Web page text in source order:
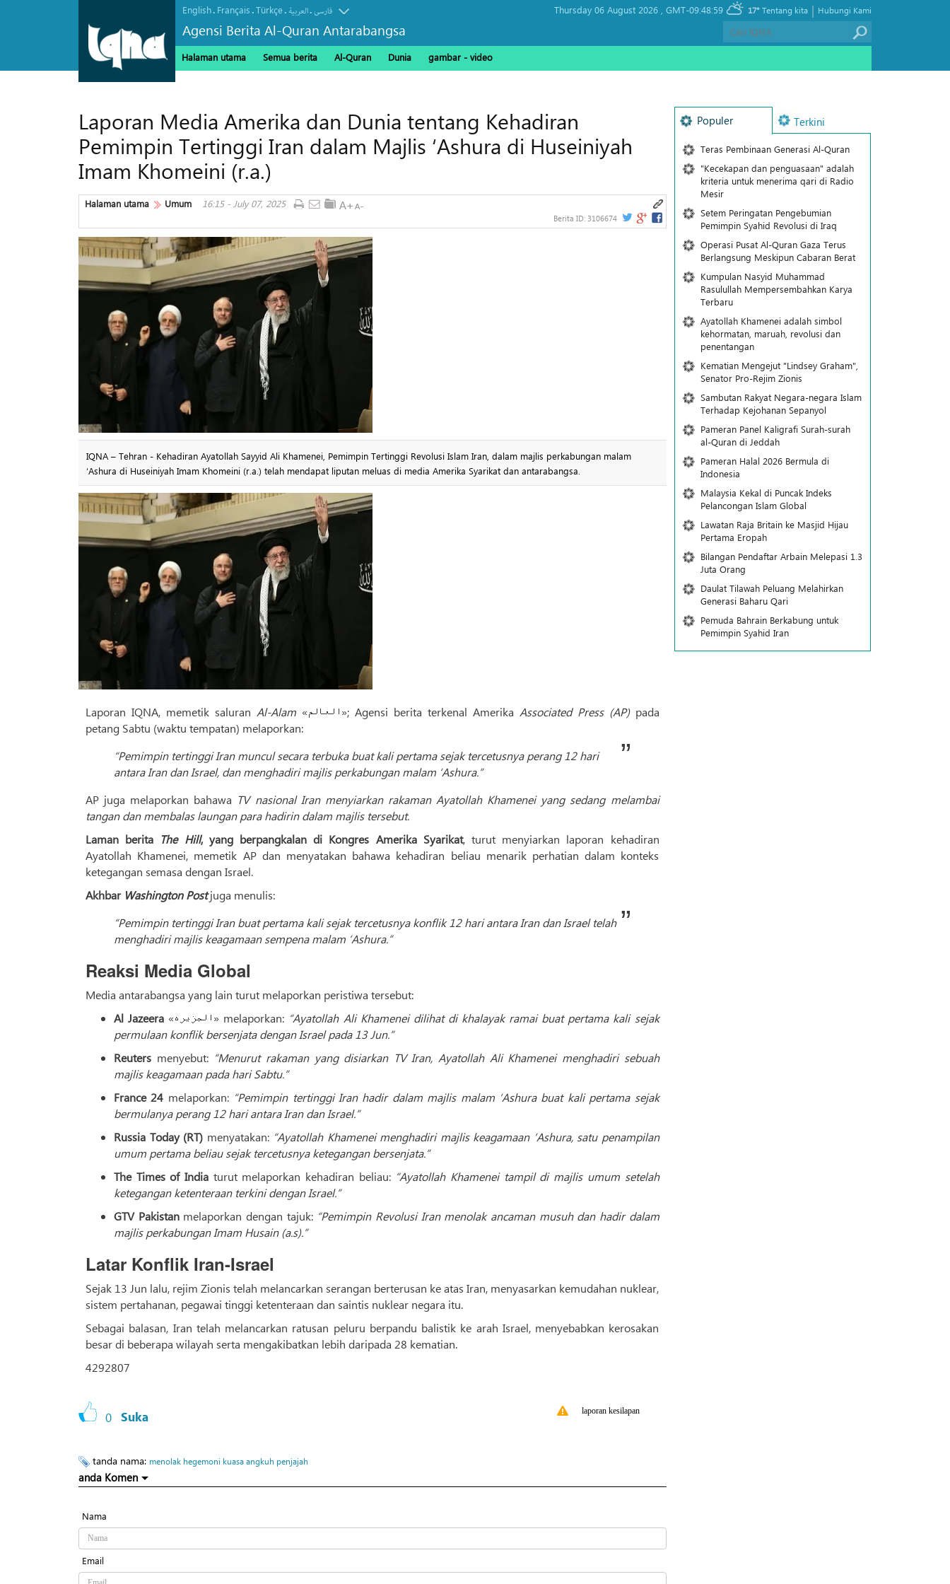
English. Français.Türkçe. العربیة.فارسی
Agensi Berita Al-Quran Antarabangsa
Thursday 06 August 2026 , GMT-09:48:59 17° Hubungi Kami
|
Tentang kita
Halaman utama Semua berita Al-Quran Dunia gambar - video
Laporan Media Amerika dan Dunia tentang Kehadiran
Pemimpin Tertinggi Iran dalam Majlis ‘Ashura di Huseiniyah
Imam Khomeini (r.a.)
Halaman utama Umum 16:15 - July 07, 2025
Berita ID: 3106674
IQNA – Tehran - Kehadiran Ayatollah Sayyid Ali Khamenei, Pemimpin Tertinggi Revolusi Islam Iran, dalam majlis perkabungan malam
‘Ashura di Huseiniyah Imam Khomeini (r.a.) telah mendapat liputan meluas di media Amerika Syarikat dan antarabangsa.
Laporan IQNA, memetik saluran Al-Alam «العالم»; Agensi berita terkenal Amerika Associated Press (AP)pada
petang Sabtu (waktu tempatan) melaporkan:
“Pemimpin tertinggi Iran muncul secara terbuka buat kali pertama sejak tercetusnya perang 12 hari
antara Iran dan Israel, dan menghadiri majlis perkabungan malam ‘Ashura.”
AP juga melaporkan bahawa TV nasional Iran menyiarkan rakaman Ayatollah Khamenei yang sedang melambai
tangan dan membalas laungan para hadirin dalam majlis tersebut.
Laman berita The Hill, yang berpangkalan di Kongres Amerika Syarikat, turut menyiarkan laporan kehadiran
Ayatollah Khamenei, memetik AP dan menyatakan bahawa kehadiran beliau menarik perhatian dalam konteks
ketegangan semasa dengan Israel.
Akhbar Washington Postjuga menulis:
“Pemimpin tertinggi Iran buat pertama kali sejak tercetusnya konflik 12 hari antara Iran dan Israel telah
menghadiri majlis keagamaan sempena malam ‘Ashura.”
Reaksi Media Global
Media antarabangsa yang lain turut melaporkan peristiwa tersebut:
Al Jazeera
«الجزیره» melaporkan: “Ayatollah Ali Khamenei dilihat di khalayak ramai buat pertama kali sejak
permulaan konflik bersenjata dengan Israel pada 13 Jun.”
Reuters menyebut: “Menurut rakaman yang disiarkan TV Iran, Ayatollah Ali Khamenei menghadiri sebuah
majlis keagamaan pada hari Sabtu.”
France 24 melaporkan: “Pemimpin tertinggi Iran hadir dalam majlis malam ‘Ashura buat kali pertama sejak
bermulanya perang 12 hari antara Iran dan Israel.”
Russia Today (RT) menyatakan: “Ayatollah Khamenei menghadiri majlis keagamaan ‘Ashura, satu penampilan
umum pertama beliau sejak tercetusnya ketegangan bersenjata.”
The Times of India turut melaporkan kehadiran beliau: “Ayatollah Khamenei tampil di majlis umum setelah
ketegangan ketenteraan terkini dengan Israel.”
GTV Pakistanmelaporkan dengan tajuk: “Pemimpin Revolusi Iran menolak ancaman musuh dan hadir dalam
majlis perkabungan Imam Husain (a.s).”
Latar Konflik Iran-Israel
Sejak 13 Jun lalu, rejim Zionis telah melancarkan serangan berterusan ke atas Iran, menyasarkan kemudahan nuklear,
sistem pertahanan, pegawai tinggi ketenteraan dan saintis nuklear negara itu.
Sebagai balasan, Iran telah melancarkan ratusan peluru berpandu balistik ke arah Israel, menyebabkan kerosakan
besar di beberapa wilayah serta mengakibatkan lebih daripada 28 kematian.
4292807
0 Suka laporan kesilapan
tanda nama: menolak hegemoni kuasa angkuh penjajah
anda Komen
Nama
Email
Populer Terkini
Teras Pembinaan Generasi Al-Quran
"Kecekapan dan penguasaan" adalah
kriteria untuk menerima qari di Radio
Mesir
Setem Peringatan Pengebumian
Pemimpin Syahid Revolusi di Iraq
Operasi Pusat Al-Quran Gaza Terus
Berlangsung Meskipun Cabaran Berat
Kumpulan Nasyid Muhammad
Rasulullah Mempersembahkan Karya
Terbaru
Ayatollah Khamenei adalah simbol
kehormatan, maruah, revolusi dan
penentangan
Kematian Mengejut "Lindsey Graham",
Senator Pro-Rejim Zionis
Sambutan Rakyat Negara-negara Islam
Terhadap Kejohanan Sepanyol
Pameran Panel Kaligrafi Surah-surah
al-Quran di Jeddah
Pameran Halal 2026 Bermula di
Indonesia
Malaysia Kekal di Puncak Indeks
Pelancongan Islam Global
Lawatan Raja Britain ke Masjid Hijau
Pertama Eropah
Bilangan Pendaftar Arbain Melepasi 1.3
Juta Orang
Daulat Tilawah Peluang Melahirkan
Generasi Baharu Qari
Pemuda Bahrain Berkabung untuk
Pemimpin Syahid Iran